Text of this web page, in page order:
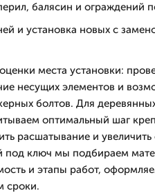
балясин и ограждений
и установка новых с
места установки:
несущих элементов и
болтов. Для
оптимальный шаг
расшатывание и
под ключ мы подбираем
и этапы работ,
сроки.